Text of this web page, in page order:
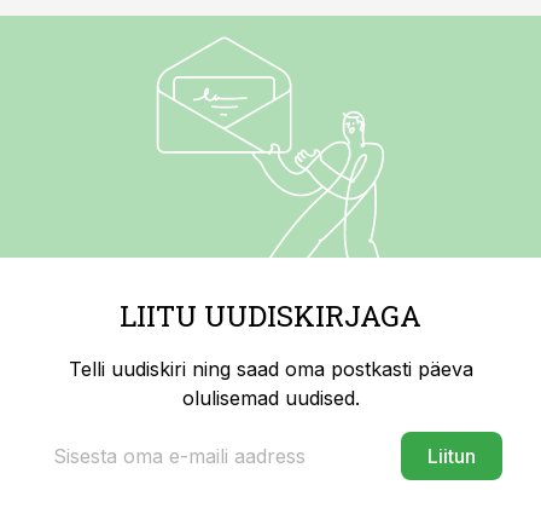
LIITU UUDISKIRJAGA
Telli uudiskiri ning saad oma postkasti päeva
olulisemad uudised.
Liitun